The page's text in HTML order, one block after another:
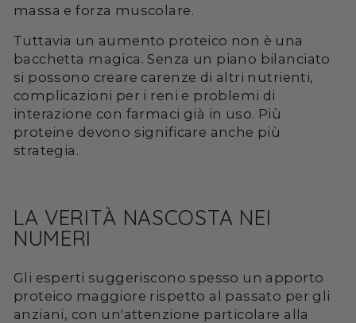
massa e forza muscolare.
Tuttavia un aumento proteico non è una
bacchetta magica. Senza un piano bilanciato
si possono creare carenze di altri nutrienti,
complicazioni per i reni e problemi di
interazione con farmaci già in uso. Più
proteine devono significare anche più
strategia.
LA VERITÀ NASCOSTA NEI
NUMERI
Gli esperti suggeriscono spesso un apporto
proteico maggiore rispetto al passato per gli
anziani, con un'attenzione particolare alla